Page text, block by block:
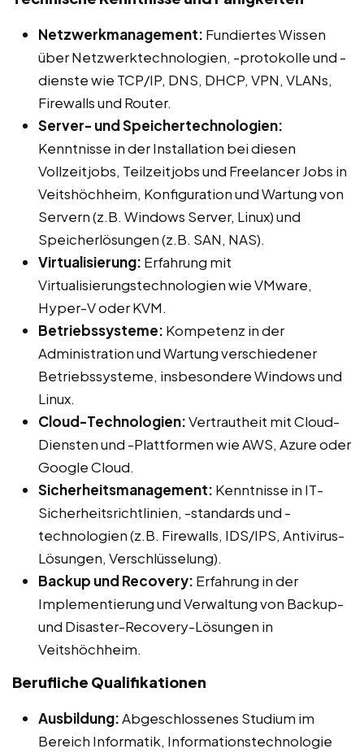
Netzwerkmanagement: Fundiertes Wissen
über Netzwerktechnologien, -protokolle und -
dienste wie TCP/IP, DNS, DHCP, VPN, VLANs,
Firewalls und Router.
Server- und Speichertechnologien:
Kenntnisse in der Installation bei diesen
Vollzeitjobs, Teilzeitjobs und Freelancer Jobs in
Veitshöchheim, Konfiguration und Wartung von
Servern (z.B. Windows Server, Linux) und
Speicherlösungen (z.B. SAN, NAS).
Virtualisierung: Erfahrung mit
Virtualisierungstechnologien wie VMware,
Hyper-V oder KVM.
Betriebssysteme: Kompetenz in der
Administration und Wartung verschiedener
Betriebssysteme, insbesondere Windows und
Linux.
Cloud-Technologien:Vertrautheit mit Cloud-
Diensten und -Plattformen wie AWS, Azure oder
Google Cloud.
Sicherheitsmanagement: Kenntnisse in IT-
Sicherheitsrichtlinien, -standards und -
technologien (z.B. Firewalls, IDS/IPS, Antivirus-
Lösungen, Verschlüsselung).
Backup und Recovery: Erfahrung in der
Implementierung und Verwaltung von Backup-
und Disaster-Recovery-Lösungen in
Veitshöchheim.
Berufliche Qualifikationen
Ausbildung:Abgeschlossenes Studium im
Bereich Informatik, Informationstechnologie